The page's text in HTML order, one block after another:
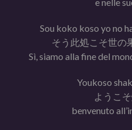
e nelle
Sou koko koso yo no
そう此処こそ世
Sì, siamo alla fine del
Youkoso
ようこ
benvenuto